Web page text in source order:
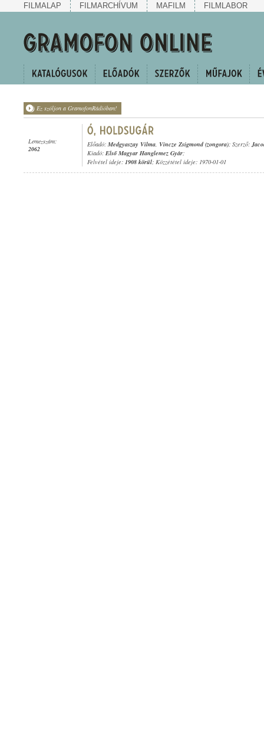
FILMALAP FILMARCHÍVUM MAFILM FILMLABOR
Ez szóljon a GramofonRádióban!
Lemezszám:
2062
Előadó: Medgyaszay Vilma, Vincze Zsigmond (zongora); Szerző:
Kiadó: Első Magyar Hanglemez Gyár;
Felvétel ideje: 1908 körül; Közzététel ideje: 1970-01-01